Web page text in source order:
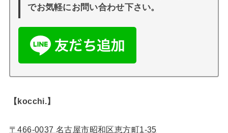
でお気軽にお問い合わせ下さい。
【kocchi.】
〒466-0037 名古屋市昭和区恵方町1-35